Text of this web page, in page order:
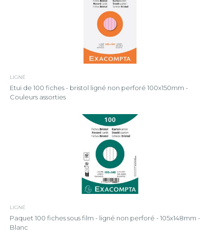
LIGNÉ
Etui de 100 fiches - bristol ligné non perforé 100x150mm -
Couleurs assorties
LIGNÉ
Paquet 100 fiches sous film - ligné non perforé - 105x148mm -
Blanc